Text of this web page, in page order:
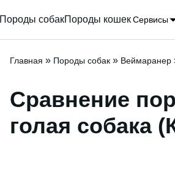
Породы собакПороды кошекСервисы
Главная » Породы собак » Веймаранер
Сравнение
голая собака